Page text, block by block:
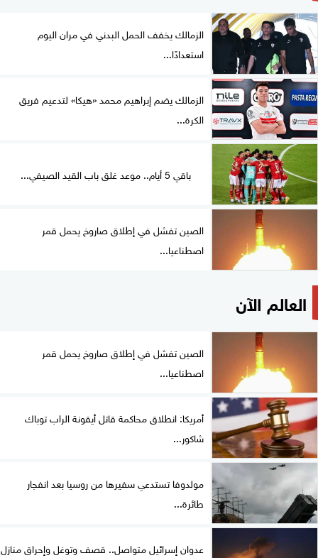
الزمالك يخفف الحمل البدني في مران اليوم
استعدادًا...
الزمالك يضم إبراهيم محمد «هيكا» لتدعيم فريق
الكرة...
باقي 5 أيام.. موعد غلق باب القيد الصيفي...
الصين تفشل في إطلاق صاروخ يحمل قمر
اصطناعيا...
العالم الآن
الصين تفشل في إطلاق صاروخ يحمل قمر
اصطناعيا...
أمريكا: انطلاق محاكمة قاتل أيقونة الراب توباك
شاكور...
مولدوفا تستدعي سفيرها من روسيا بعد انفجار
طائرة...
عدوان إسرائيل متواصل.. قصف وتوغل وإحراق منازل